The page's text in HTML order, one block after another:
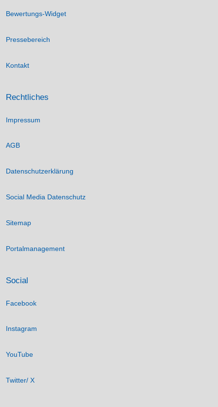
Bewertungs-Widget
Pressebereich
Kontakt
Rechtliches
Impressum
AGB
Datenschutzerklärung
Social Media Datenschutz
Sitemap
Portalmanagement
Social
Facebook
Instagram
YouTube
Twitter/ X